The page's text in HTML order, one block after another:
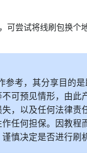
可尝试将线刷包换
参考，其分享目的
可预见情形，由
，以及任何法律责
任何担保。因教
慎决定是否进行刷